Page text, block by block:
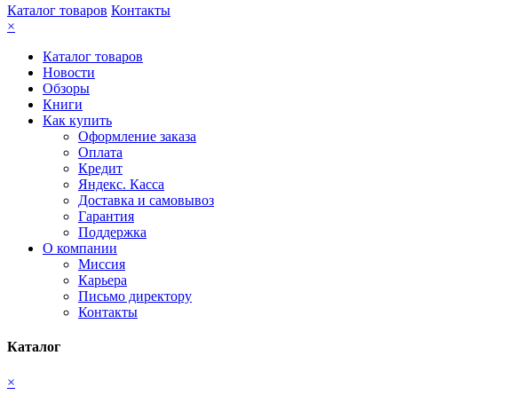
Каталог товаров Контакты
×
Каталог товаров
Новости
Обзоры
Книги
Как купить
Оформление заказа
Оплата
Кредит
Яндекс. Касса
Доставка и самовывоз
Гарантия
Поддержка
О компании
Миссия
Карьера
Письмо директору
Контакты
Каталог
×